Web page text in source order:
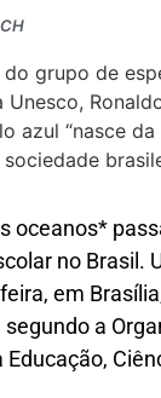
oceanos*
no Brasil.
em
a